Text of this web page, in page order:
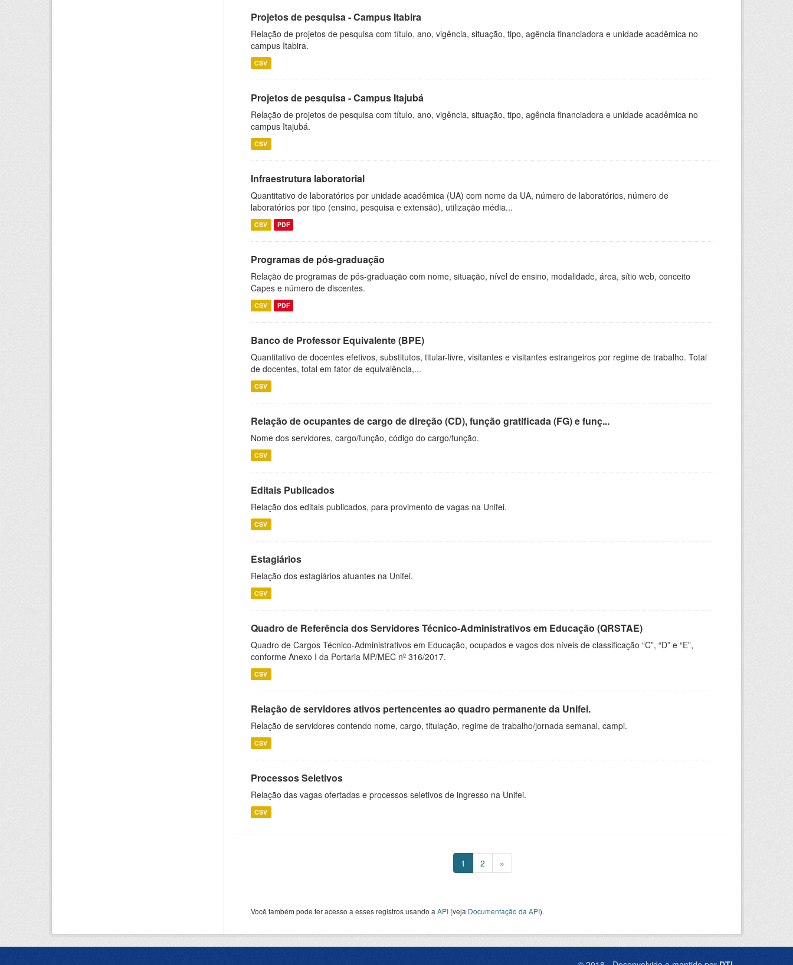
Projetos de pesquisa - Campus Itabira
Relação de projetos de pesquisa com título, ano, vigência, situação, tipo, agência financiadora e unidade acadêmica no
campus Itabira.
CSV
Projetos de pesquisa - Campus Itajubá
Relação de projetos de pesquisa com título, ano, vigência, situação, tipo, agência financiadora e unidade acadêmica no
campus Itajubá.
CSV
Infraestrutura laboratorial
Quantitativo de laboratórios por unidade acadêmica (UA) com nome da UA, número de laboratórios, número de
laboratórios por tipo (ensino, pesquisa e extensão), utilização média...
CSV PDF
Programas de pós-graduação
Relação de programas de pós-graduação com nome, situação, nível de ensino, modalidade, área, sítio web, conceito
Capes e número de discentes.
CSV PDF
Banco de Professor Equivalente (BPE)
Quantitativo de docentes efetivos, substitutos, titular-livre, visitantes e visitantes estrangeiros por regime de trabalho. Total
de docentes, total em fator de equivalência,...
CSV
Relação de ocupantes de cargo de direção (CD), função gratificada (FG) e funç...
Nome dos servidores, cargo/função, código do cargo/função.
CSV
Editais Publicados
Relação dos editais publicados, para provimento de vagas na Unifei.
CSV
Estagiários
Relação dos estagiários atuantes na Unifei.
CSV
Quadro de Referência dos Servidores Técnico-Administrativos em Educação (QRSTAE)
Quadro de Cargos Técnico-Administrativos em Educação, ocupados e vagos dos níveis de classificação “C”, “D” e “E”,
conforme Anexo I da Portaria MP/MEC nº 316/2017.
CSV
Relação de servidores ativos pertencentes ao quadro permanente da Unifei.
Relação de servidores contendo nome, cargo, titulação, regime de trabalho/jornada semanal, campi.
CSV
Processos Seletivos
Relação das vagas ofertadas e processos seletivos de ingresso na Unifei.
CSV
1 2 »
Você também pode ter acesso a esses registros usando a API (veja Documentação da API).